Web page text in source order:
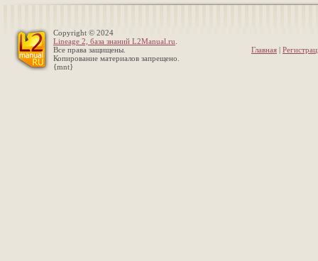
Copyright © 2024
Lineage 2, база знаний L2Manual.ru
Все права защищены.
Копирование материалов запрещено.
{mnt}
Главная |